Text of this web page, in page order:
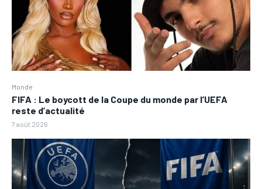
Monde
FIFA : Le boycott de la Coupe du monde par l’UEFA
reste d’actualité
7 août 2026